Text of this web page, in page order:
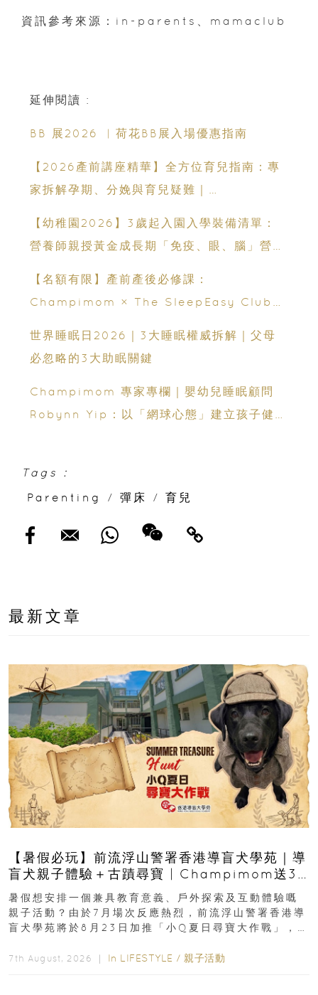
資訊參考來源：in-parents、mamaclub
延伸閱讀 :
BB 展2026 ︳荷花BB展入場優惠指南
【2026產前講座精華】全方位育兒指南：專
家拆解孕期、分娩與育兒疑難｜
【幼稚園2026】3歲起入園入學裝備清單：
營養師親授黃金成長期「免疫、眼、腦」營養
【名額有限】產前產後必修課：
Champimom × The SleepEasy Club
世界睡眠日2026｜3大睡眠權威拆解｜父母
必忽略的3大助眠關鍵
Champimom 專家專欄｜嬰幼兒睡眠顧問
Robynn Yip：以「網球心態」建立孩子健康
Tags :
Parenting
/ 彈床 / 育兒
最新文章
【暑假必玩】前流浮山警署香港導盲犬學苑｜導
盲犬親子體驗＋古蹟尋寶 | Champimom送3
組免費名額
暑假想安排一個兼具教育意義、戶外探索及互動體驗嘅
親子活動？由於7月場次反應熱烈，前流浮山警署香港導
盲犬學苑將於8月23日加推「小Q夏日尋寶大作戰」，家
7th August, 2026 ｜ In LIFESTYLE / 親子活動